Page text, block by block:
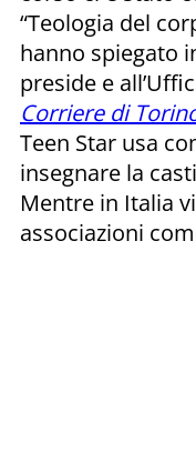
“Teologia del
hanno spiegato
preside e
Corriere di
Teen Star usa
insegnare la
Mentre in Italia
associazioni